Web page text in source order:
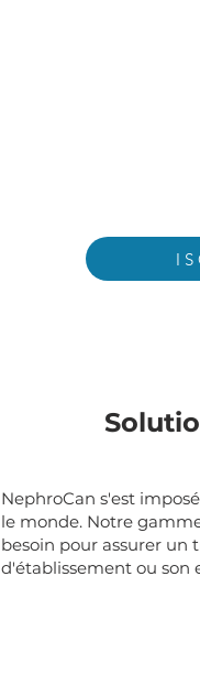
NephroCan s'est
le monde. Notre
besoin pour assurer un
d'établissement ou son